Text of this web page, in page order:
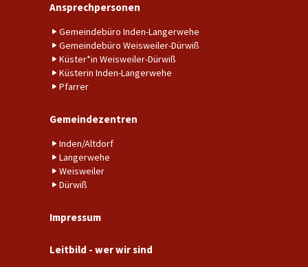
Ansprechpersonen
Gemeindebüro Inden-Langerwehe
Gemeindebüro Weisweiler-Dürwiß
Küster*in Weisweiler-Dürwiß
Küsterin Inden-Langerwehe
Pfarrer
Gemeindezentren
Inden/Altdorf
Langerwehe
Weisweiler
Dürwiß
Impressum
Leitbild - wer wir sind